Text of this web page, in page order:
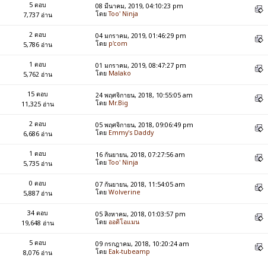
5 ตอบ
7,737 อ่าน
08 มีนาคม, 2019, 04:10:23 pm
โดยToo' Ninja
2 ตอบ
5,786 อ่าน
04 มกราคม, 2019, 01:46:29 pm
โดย p'com
1 ตอบ
5,762 อ่าน
01 มกราคม, 2019, 08:47:27 pm
โดย Malako
15 ตอบ
11,325 อ่าน
24 พฤศจิกายน, 2018, 10:55:05 am
โดย Mr.Big
2 ตอบ
6,686 อ่าน
05 พฤศจิกายน, 2018, 09:06:49 pm
โดย Emmy's Daddy
1 ตอบ
5,735 อ่าน
16 กันยายน, 2018, 07:27:56 am
โดยToo' Ninja
0 ตอบ
5,887 อ่าน
07 กันยายน, 2018, 11:54:05 am
โดย Wolverine
34 ตอบ
19,648 อ่าน
05 สิงหาคม, 2018, 01:03:57 pm
โดย ออดิโอแมน
5 ตอบ
8,076 อ่าน
09 กรกฎาคม, 2018, 10:20:24 am
โดย Eak-tubeamp